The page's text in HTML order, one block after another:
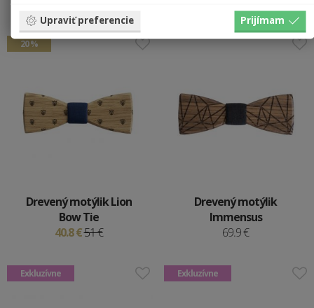
20 %
Drevený motýlik Lion
Bow Tie
40.8 €51 €
Drevený motýlik
Immensus
69.9 €
Exkluzívne Exkluzívne
Upraviť preferencie Prijímam